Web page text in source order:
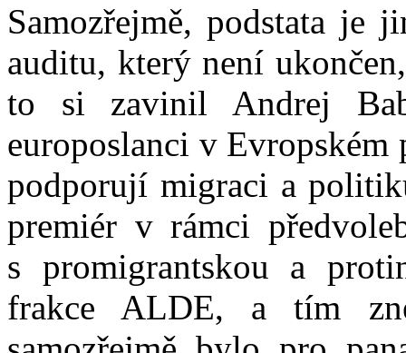
Samozřejmě, podstata je
auditu, který není
to si zavinil Andrej
europoslanci v
podporují migraci a
premiér v rámci
s promigrantskou a
frakce ALDE, a tím